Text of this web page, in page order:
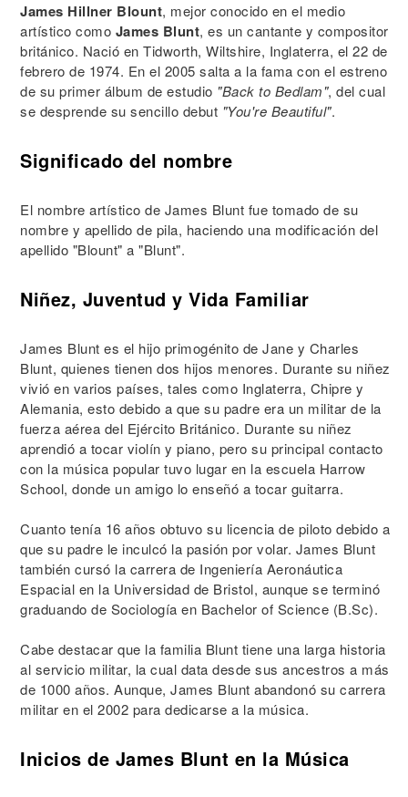
James Hillner Blount, mejor conocido en el medio
artístico como James Blunt, es un cantante y compositor
británico. Nació en Tidworth, Wiltshire, Inglaterra, el 22 de
febrero de 1974. En el 2005 salta a la fama con el estreno
de su primer álbum de estudio "Back to Bedlam", del cual
se desprende su sencillo debut "You're Beautiful".
Significado del nombre
El nombre artístico de James Blunt fue tomado de su
nombre y apellido de pila, haciendo una modificación del
apellido "Blount" a "Blunt".
Niñez, Juventud y Vida Familiar
James Blunt es el hijo primogénito de Jane y Charles
Blunt, quienes tienen dos hijos menores. Durante su niñez
vivió en varios países, tales como Inglaterra, Chipre y
Alemania, esto debido a que su padre era un militar de la
fuerza aérea del Ejército Británico. Durante su niñez
aprendió a tocar violín y piano, pero su principal contacto
con la música popular tuvo lugar en la escuela Harrow
School, donde un amigo lo enseñó a tocar guitarra.
Cuanto tenía 16 años obtuvo su licencia de piloto debido a
que su padre le inculcó la pasión por volar. James Blunt
también cursó la carrera de Ingeniería Aeronáutica
Espacial en la Universidad de Bristol, aunque se terminó
graduando de Sociología en Bachelor of Science (B.Sc).
Cabe destacar que la familia Blunt tiene una larga historia
al servicio militar, la cual data desde sus ancestros a más
de 1000 años. Aunque, James Blunt abandonó su carrera
militar en el 2002 para dedicarse a la música.
Inicios de James Blunt en la Música